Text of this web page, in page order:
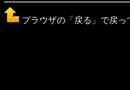
プラウザの「戻る」で戻っ